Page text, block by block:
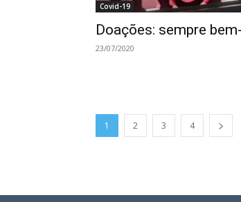
Covid-19
Doações: sempre
23/07/2020
1 2 3 4